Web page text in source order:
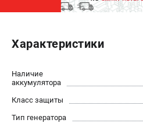
Генераторы бензиновые
Генераторы инверторные
Генераторы сварочные
ПОЛЕЗНЫЕ СТАТЬИ
Характеристики
Наличие
аккумулятора
Класс защиты
Тип генератора